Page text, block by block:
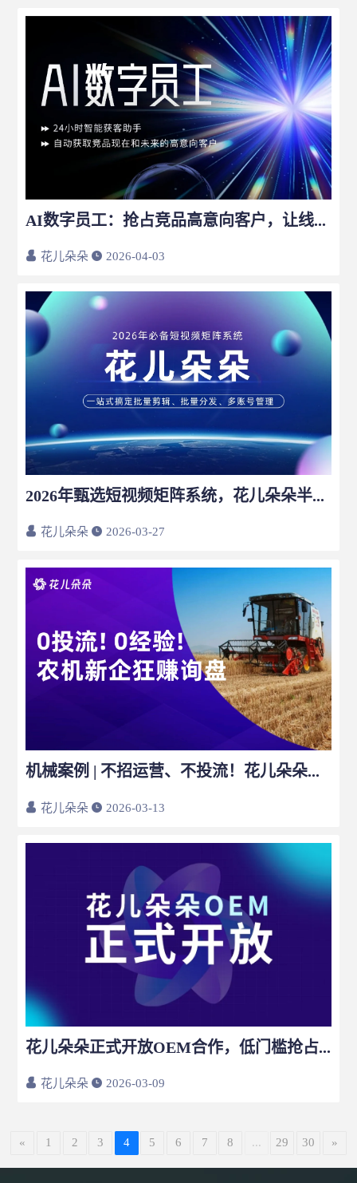
AI数字员工：抢占竞品高意向客户，让线索获客效率翻倍
花儿朵朵 2026-04-03
2026年甄选短视频矩阵系统，花儿朵朵半小时搞定500条视频混剪和分发
花儿朵朵 2026-03-27
机械案例 | 不招运营、不投流！花儿朵朵助农机新企收获304万曝光+询盘霸屏
花儿朵朵 2026-03-13
花儿朵朵正式开放OEM合作，低门槛抢占AI赛道，诚邀创业者同行！
花儿朵朵 2026-03-09
« 1 2 3 4 5 6 7 8 ... 29 30 »